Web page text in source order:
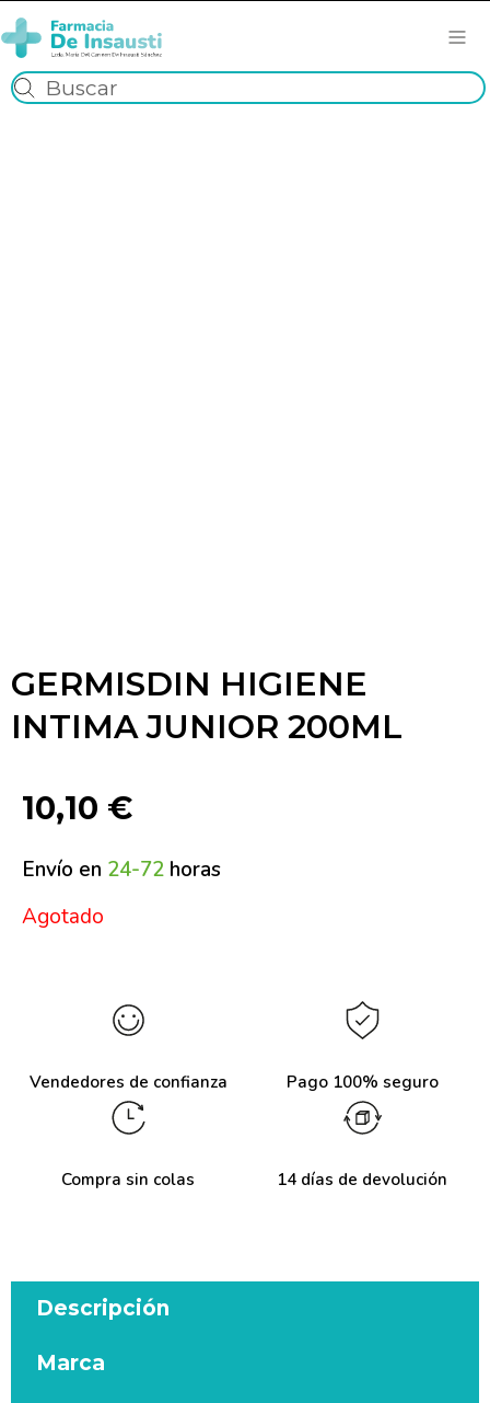
GERMISDIN HIGIENE
INTIMA JUNIOR 200ML
10,10 €
Envío en 24-72 horas
Agotado
Vendedores de confianza Pago 100% seguro
Compra sin colas 14 días de devolución
Descripción
Marca